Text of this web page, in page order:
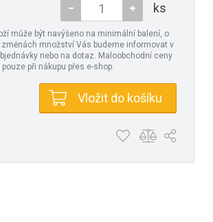
ks
může být navýšeno na minimální balení, o
změnách množství Vás budeme informovat v
nebo na dotaz. Maloobchodní ceny
při nákupu přes e-shop.
Vložit do košíku